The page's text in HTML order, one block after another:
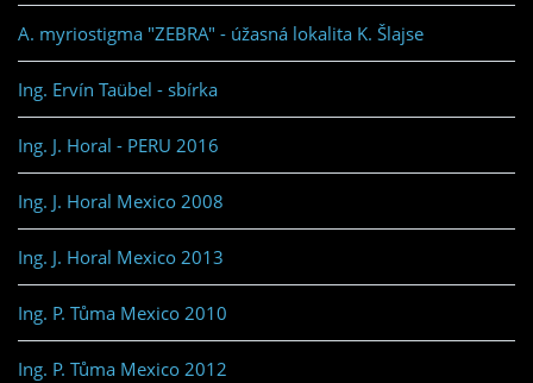
A. myriostigma "ZEBRA" - úžasná lokalita K. Šlajse
Ing. Ervín Taübel - sbírka
Ing. J. Horal - PERU 2016
Ing. J. Horal Mexico 2008
Ing. J. Horal Mexico 2013
Ing. P. Tůma Mexico 2010
Ing. P. Tůma Mexico 2012